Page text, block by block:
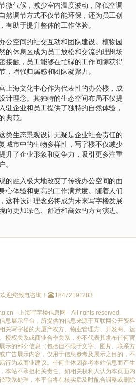
微气候，减少室内温度波动，降低空调
然调节方式不仅节能环保，还为员工创
有助于提升整体的工作体验。
公空间的社交互动和团队建设。植物园
的休息区成为员工放松和交流的理想场
接触，员工能够在忙碌的工作间隙获得
，增强归属感和团队凝聚力。
上海文化中心作为代表性的办公楼，成
计理念。其独特的生态空间布局不仅提
驻企业和员工提供了独特的自然体验，
典范。
类生态景观设计无疑是企业社会责任的
城市中的生物多样性，写字楼不仅减少
升了企业形象和竞争力，吸引更多注重
。
的融入极大地改变了传统办公空间的面
心体验和更高的工作满意度。随着人们
这种设计理念必将成为未来写字楼发展
向更加绿色、舒适和高效的方向演进。
迎您致电咨询！ 18472191283
--上海写字楼信息网-- All rights reserved.
息展示平台，所提供的信息来源于互联网公开资料
关写字楼的大厦产权方、物业管理方、开发商、运
授权关系或商业合作关系，亦不代表其发布任何官
示的部分信息（包括但不限于文字、图片、联系方
广告展示内容，仅用于信息参考及展示之目的，不
行为或商业建议。任何主体因参考本站信息而产生
本站不承担相关责任。如相关权利人认为本页面内
联系处理，本平台将在核实后及时配合调整或删除